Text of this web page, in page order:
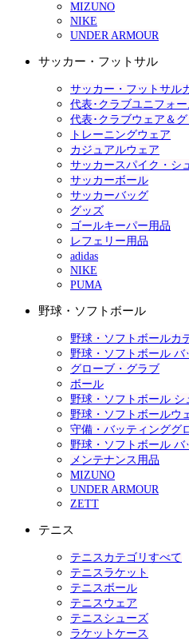
MIZUNO
NIKE
UNDER ARMOUR
サッカー・フットサル
サッカー・フットサル
代表･クラブユニフォー
代表･クラブウェア＆
トレーニングウェア
カジュアルウェア
サッカースパイク・シ
サッカーボール
サッカーバッグ
グッズ
ゴールキーパー用品
レフェリー用品
adidas
NIKE
PUMA
野球・ソフトボール
野球・ソフトボールカ
野球・ソフトボール バ
グローブ・グラブ
ボール
野球・ソフトボール シ
野球・ソフトボールウ
守備・バッティンググ
野球・ソフトボール バ
メンテナンス用品
MIZUNO
UNDER ARMOUR
ZETT
テニス
テニスカテゴリすべて
テニスラケット
テニスボール
テニスウェア
テニスシューズ
ラケットケース